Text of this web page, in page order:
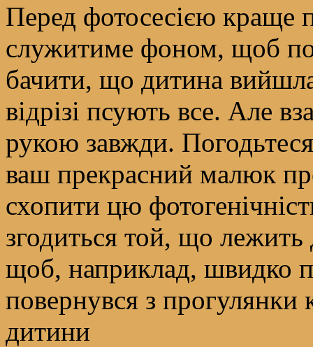
Перед фотосесією краще
служитиме фоном, щоб
бачити, що дитина
відрізі псують все. Але
рукою завжди.
ваш прекрасний малюк
схопити цю
згодиться той, що лежить
щоб, наприклад, швидко
повернувся з прогулянки
дитини